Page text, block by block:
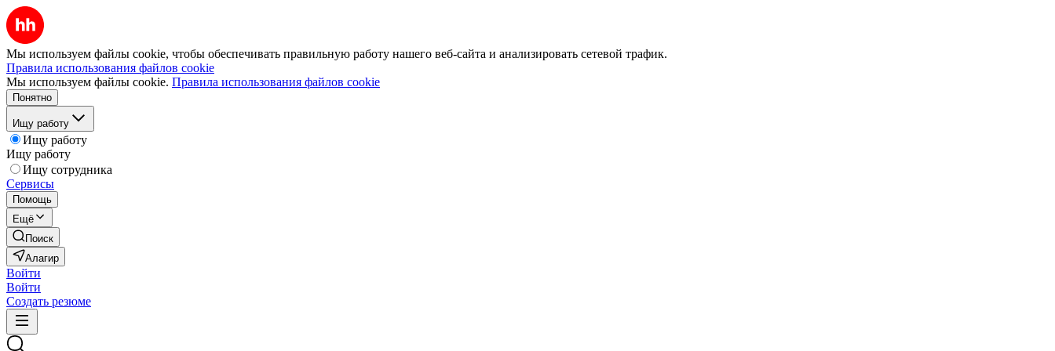
Мы используем файлы cookie, чтобы обеспечивать правильную работу нашего веб-сайта и анализировать сетевой трафик.
Правила использования файлов cookie
Мы используем файлы cookie. Правила использования файлов cookie
Понятно
Ищу работу
Ищу работу
Ищу работу
Ищу сотрудника
Сервисы
Помощь
Ещё
Поиск
Алагир
Войти
Войти
Создать резюме